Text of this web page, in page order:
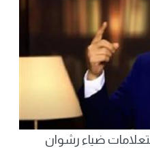
ضياء رشوان